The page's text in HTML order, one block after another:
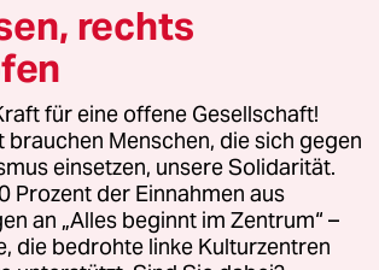
und Vertriebs GmbH
Bei rechtlichen Fragen oder für Genehmigungen
lizenzen@taz.de
Kommune-Richtlinien
Datenschutz Impressum AGB
rechts
für eine offene Gesellschaft!
brauchen Menschen, die sich gegen
einsetzen, unsere Solidarität.
Prozent der Einnahmen aus
an „Alles beginnt im Zentrum“ –
die bedrohte linke Kulturzentren